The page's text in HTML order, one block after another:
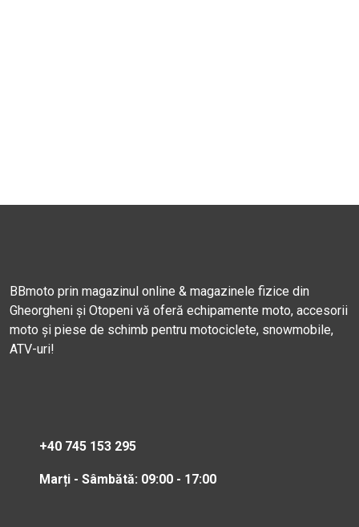
BBmoto prin magazinul online & magazinele fizice din
Gheorgheni și Otopeni vă oferă echipamente moto, accesorii
moto și piese de schimb pentru motociclete, snowmobile,
ATV-uri!
+40 745 153 295
Marți - Sâmbătă: 09:00 - 17:00